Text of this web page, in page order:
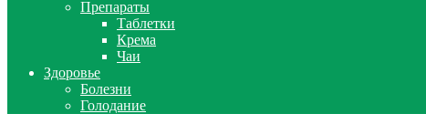
Препараты
Таблетки
Крема
Чаи
Здоровье
Болезни
Голодание